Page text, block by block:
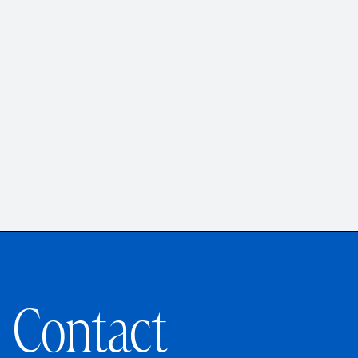
Contact